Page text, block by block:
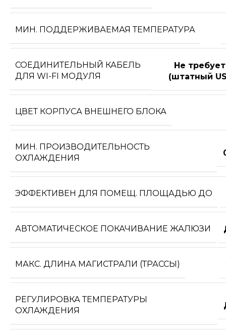
МИН. ПОДДЕРЖИВАЕМАЯ ТЕМПЕРАТУРА
СОЕДИНИТЕЛЬНЫЙ КАБЕЛЬ
ДЛЯ WI-FI МОДУЛЯ
Не
(штатный
ЦВЕТ КОРПУСА ВНЕШНЕГО БЛОКА
МИН. ПРОИЗВОДИТЕЛЬНОСТЬ
ОХЛАЖДЕНИЯ
ЭФФЕКТИВЕН ДЛЯ ПОМЕЩ. ПЛОЩАДЬЮ ДО
АВТОМАТИЧЕСКОЕ ПОКАЧИВАНИЕ ЖАЛЮЗИ
МАКС. ДЛИНА МАГИСТРАЛИ (ТРАССЫ)
РЕГУЛИРОВКА ТЕМПЕРАТУРЫ
ОХЛАЖДЕНИЯ